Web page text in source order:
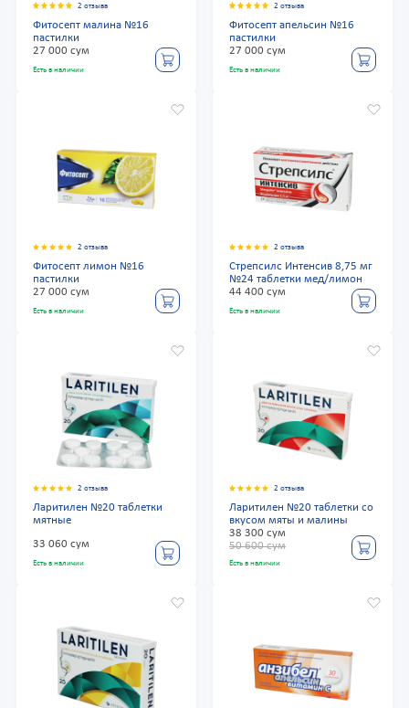
2 отзыва
Фитосепт малина №16
пастилки
27 000 сум
Есть в наличии
2 отзыва
Фитосепт апельсин №16
пастилки
27 000 сум
Есть в наличии
2 отзыва
Фитосепт лимон №16
пастилки
27 000 сум
Есть в наличии
2 отзыва
Стрепсилс Интенсив 8,75 мг
№24 таблетки мед/лимон
44 400 сум
Есть в наличии
2 отзыва
Ларитилен №20 таблетки
мятные
33 060 сум
Есть в наличии
2 отзыва
Ларитилен №20 таблетки со
вкусом мяты и малины
38 300 сум
50 600 сум
Есть в наличии